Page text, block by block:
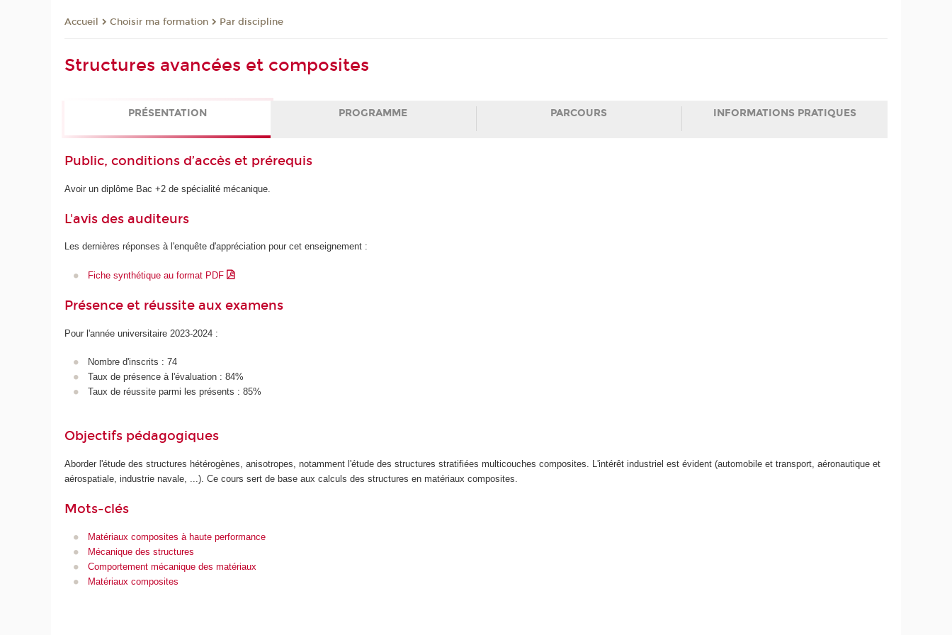
Accueil Choisir ma formation Par discipline
Structures avancées et composites
PRÉSENTATION PROGRAMME PARCOURS INFORMATIONS PRATIQUES
Public, conditions d’accès et prérequis
Avoir un diplôme Bac +2 de spécialité mécanique.
L'avis des auditeurs
Les dernières réponses à l'enquête d'appréciation pour cet enseignement :
Fiche synthétique au format PDF
Présence et réussite aux examens
Pour l'année universitaire 2023-2024 :
Nombre d'inscrits : 74
Taux de présence à l'évaluation : 84%
Taux de réussite parmi les présents : 85%
Objectifs pédagogiques
Aborder l'étude des structures hétérogènes, anisotropes, notamment l'étude des structures stratifiées multicouches composites. L'intérêt industriel est évident (automobile et transport, aéronautique et
aérospatiale, industrie navale, ...). Ce cours sert de base aux calculs des structures en matériaux composites.
Mots-clés
Matériaux composites à haute performance
Mécanique des structures
Comportement mécanique des matériaux
Matériaux composites